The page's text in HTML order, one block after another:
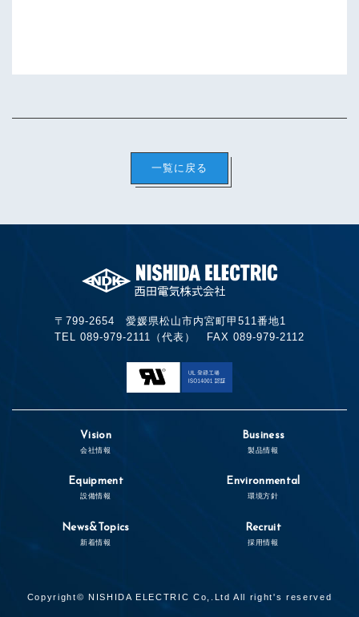
一覧に戻る
〒799-2654 愛媛県松山市内宮町甲511番地1
TEL 089-979-2111（代表） FAX 089-979-2112
Vision
会社情報
Business
製品情報
Equipment
設備情報
Environmental
環境方針
News&Topics
新着情報
Recruit
採用情報
Copyright© NISHIDA ELECTRIC Co,.Ltd All right's reserved